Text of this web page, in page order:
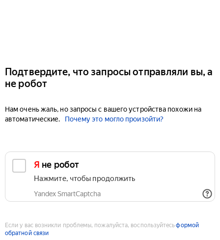
Подтвердите, что запросы отправляли вы, а
не робот
Нам очень жаль, но запросы с вашего устройства похожи на
автоматические.
Почему это могло произойти?
Я не робот
Нажмите, чтобы продолжить
Yandex SmartCaptcha
Если у вас возникли проблемы, пожалуйста, воспользуйтесьформой
обратной связи